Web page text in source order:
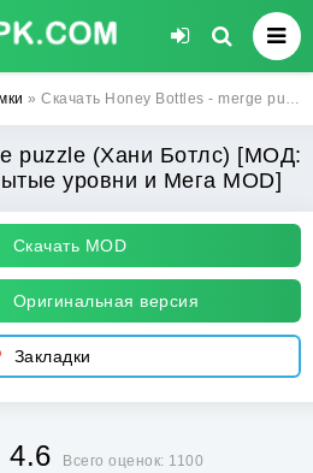
» Скачать Honey Bottles - merge puzzle (Хани Ботлс) [МОД: Много монет, Открытые уровни и Мега MOD] | Взлом Honey Bottles - merge puzzle на Андроид
puzzle (Хани Ботлс) [МОД:
уровни и Мега MOD]
Скачать MOD
Оригинальная версия
Закладки
4.6 Всего оценок: 1100